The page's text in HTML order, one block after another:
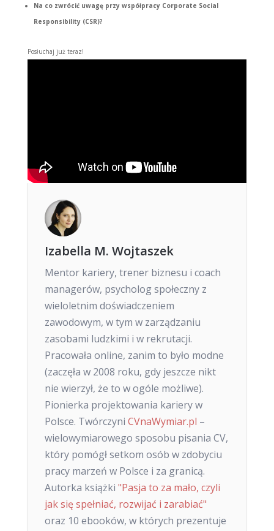
Na co zwrócić uwagę przy współpracy Corporate Social
Responsibility (CSR)?
Posłuchaj już teraz!
Izabella M. Wojtaszek
Mentor kariery, trener biznesu i coach
managerów, psycholog społeczny z
wieloletnim doświadczeniem
zawodowym, w tym w zarządzaniu
zasobami ludzkimi i w rekrutacji.
Pracowała online, zanim to było modne
(zaczęła w 2008 roku, gdy jeszcze nikt
nie wierzył, że to w ogóle możliwe).
Pionierka projektowania kariery w
Polsce. Twórczyni CVnaWymiar.pl –
wielowymiarowego sposobu pisania CV,
który pomógł setkom osób w zdobyciu
pracy marzeń w Polsce i za granicą.
Autorka książki "Pasja to za mało, czyli
jak się spełniać, rozwijać i zarabiać"
oraz 10 ebooków, w których prezentuje